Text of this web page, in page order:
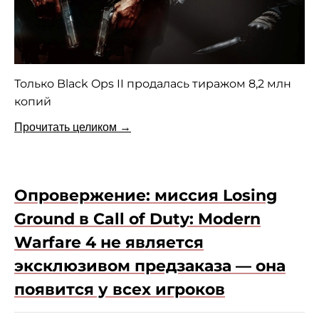
Только Black Ops II продалась тиражом 8,2 млн
копий
Прочитать целиком →
Опровержение: миссия Losing
Ground в Call of Duty: Modern
Warfare 4 не является
эксклюзивом предзаказа — она
появится у всех игроков